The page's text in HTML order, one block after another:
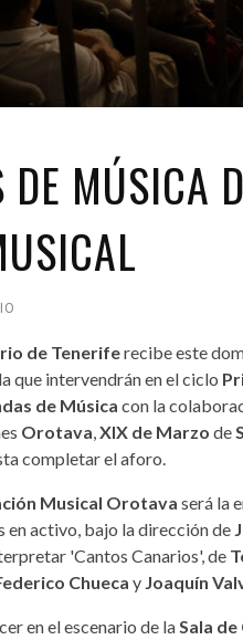
MÚSICA
de Teneriferecibe este
que intervendrán en el ciclo
de Música con la
Orotava XIX de Marzo de
completar el aforo.
Musical Orotava será la
en activo, bajo la dirección de
'Cantos Canarios', de
Chueca y Joaquín
en el escenario de la Sala